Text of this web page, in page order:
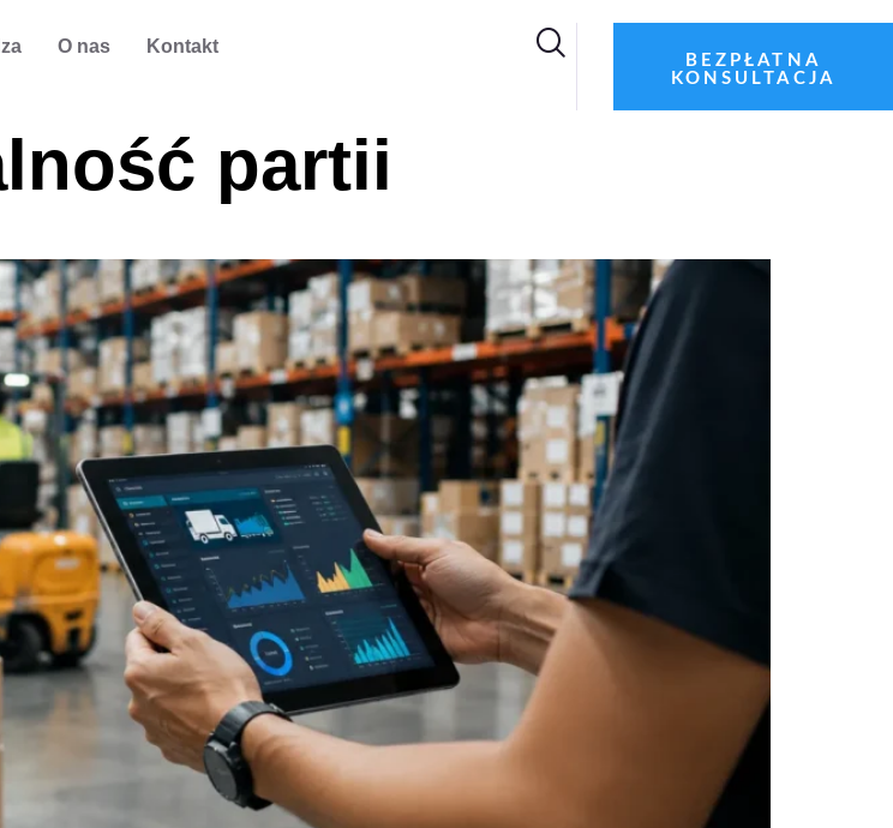
O nas Kontakt
BEZPŁATNA
KONSULTACJA
partii